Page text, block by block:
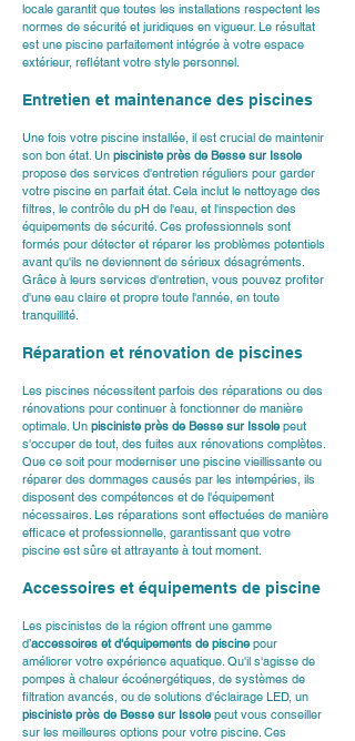
locale garantit que toutes les installations respectent les
normes de sécurité et juridiques en vigueur. Le résultat
est une piscine parfaitement intégrée à votre espace
extérieur, reflétant votre style personnel.
Entretien et maintenance des piscines
Une fois votre piscine installée, il est crucial de maintenir
son bon état. Un pisciniste près de Besse sur Issole
propose des services d'entretien réguliers pour garder
votre piscine en parfait état. Cela inclut le nettoyage des
filtres, le contrôle du pH de l'eau, et l'inspection des
équipements de sécurité. Ces professionnels sont
formés pour détecter et réparer les problèmes potentiels
avant qu'ils ne deviennent de sérieux désagréments.
Grâce à leurs services d'entretien, vous pouvez profiter
d'une eau claire et propre toute l'année, en toute
tranquillité.
Réparation et rénovation de piscines
Les piscines nécessitent parfois des réparations ou des
rénovations pour continuer à fonctionner de manière
optimale. Un pisciniste près de Besse sur Issole peut
s'occuper de tout, des fuites aux rénovations complètes.
Que ce soit pour moderniser une piscine vieillissante ou
réparer des dommages causés par les intempéries, ils
disposent des compétences et de l'équipement
nécessaires. Les réparations sont effectuées de manière
efficace et professionnelle, garantissant que votre
piscine est sûre et attrayante à tout moment.
Accessoires et équipements de piscine
Les piscinistes de la région offrent une gamme
d’accessoires et d'équipements de piscine pour
améliorer votre expérience aquatique. Qu'il s'agisse de
pompes à chaleur écoénergétiques, de systèmes de
filtration avancés, ou de solutions d'éclairage LED, un
pisciniste près de Besse sur Issole peut vous conseiller
sur les meilleures options pour votre piscine. Ces